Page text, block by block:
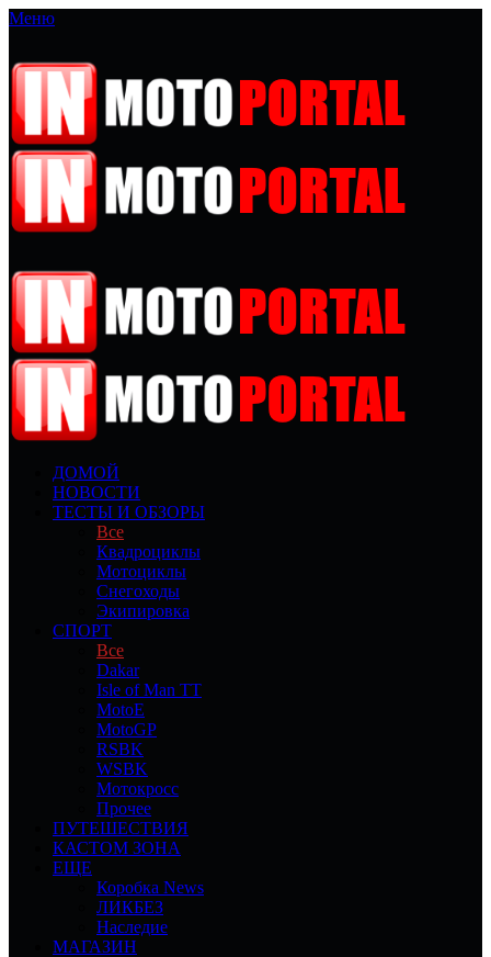
Меню
ДОМОЙ
НОВОСТИ
ТЕСТЫ И ОБЗОРЫ
Все
Квадроциклы
Мотоциклы
Снегоходы
Экипировка
СПОРТ
Все
Dakar
Isle of Man TT
MotoE
MotoGP
RSBK
WSBK
Мотокросс
Прочее
ПУТЕШЕСТВИЯ
КАСТОМ ЗОНА
ЕЩЕ
Коробка News
ЛИКБЕЗ
Наследие
МАГАЗИН